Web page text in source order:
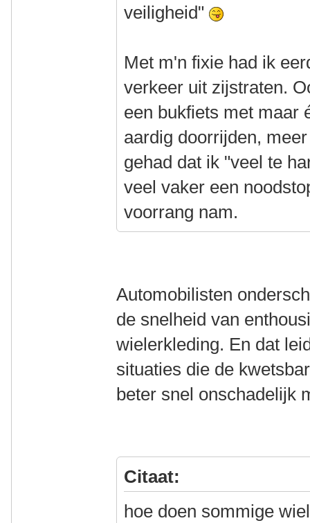
veiligheid"
Met m'n fixie had ik
verkeer uit zijstraten.
een bukfiets met maar
aardig doorrijden,
gehad dat ik "veel te
veel vaker een
voorrang nam.
Automobilisten
de snelheid van
wielerkleding. En dat
situaties die de
beter snel onschadelijk
Citaat:
hoe doen sommige